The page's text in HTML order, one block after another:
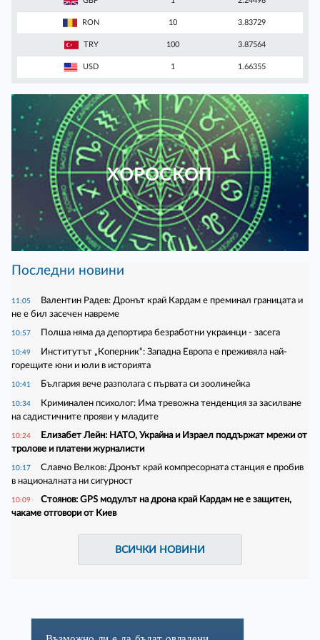
RON 10 3.83729
TRY 100 3.87564
USD 1 1.66355
ХОРОСКОП
Последни новини
11:05
Валентин Радев: Дронът край Кардам е преминал границата и
не е бил засечен навреме
10:57 Полша няма да депортира безработни украинци - засега
10:49
Институтът „Коперник“: Западна Европа е преживяла най-
горещите юни и юли в историята
10:41 България вече разполага с първата си зоолинейка
10:34
Криминален психолог: Има тревожна тенденция за засилване
на садистичните прояви у младите
10:24
Елизабет Лейн: НАТО, Украйна и Израел поддържат мрежи от
тролове и платени журналисти
10:17
Славчо Велков: Дронът край компресорната станция е пробив
в националната ни сигурност
10:09
Стоянов: GPS модулът на дрона край Кардам не е защитен,
чакаме отговори от Киев
ВСИЧКИ НОВИНИ